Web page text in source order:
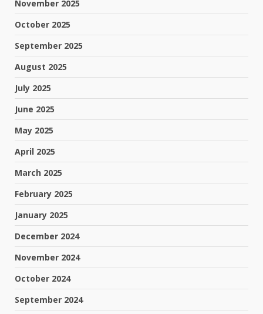
November 2025
October 2025
September 2025
August 2025
July 2025
June 2025
May 2025
April 2025
March 2025
February 2025
January 2025
December 2024
November 2024
October 2024
September 2024